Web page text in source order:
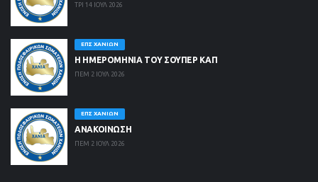
ΤΡΙ 14 ΙΟΥΛ 2026
ΕΠΣ ΧΑΝΊΩΝ
Η ΗΜΕΡΟΜΗΝΙΑ ΤΟΥ ΣΟΥΠΕΡ ΚΑΠ
ΠΕΜ 2 ΙΟΥΛ 2026
ΕΠΣ ΧΑΝΊΩΝ
ΑΝΑΚΟΙΝΩΣΗ
ΠΕΜ 2 ΙΟΥΛ 2026